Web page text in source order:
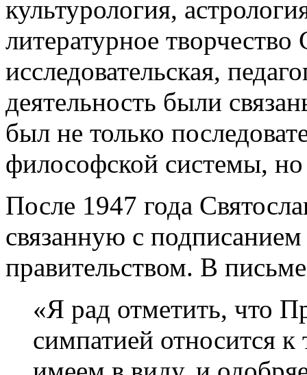
культурология,
литературное творчество
исследовательская,
деятельность были
был не только
философской системы,
После 1947 года
связанную с
правительством. В
«Я рад отметить, что
симпатией относится